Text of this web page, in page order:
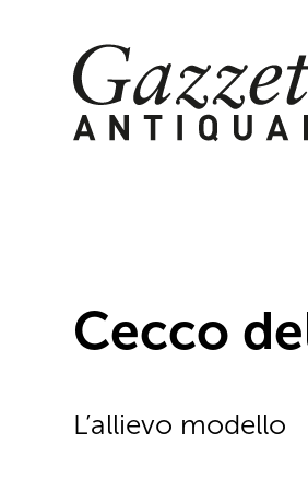
Skip
to
content
Cecco
L’allievo modello